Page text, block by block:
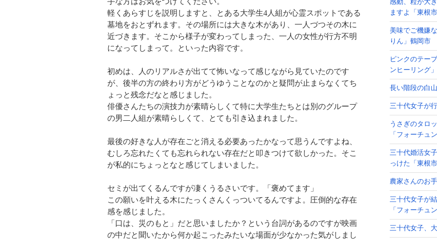
軽くあらすじを説明しますと、とある大学生4人組が心霊スポットである
墓地をおとずれます。その場所には大きな木があり、一人づつその木に
近づきます。そこから様子が変わってしまった、一人の女性が行方不明
になってしまって。といった内容です。
初めは、人のリアルさが出てて怖いなって感じながら見ていたのです
が、後半の方の終わり方がどうゆうことなのかと疑問が止まらなくてち
ょっと残念だなと感じました。
俳優さんたちの演技力が素晴らしくて特に大学生たちとは別のグループ
の男二人組が素晴らしくて、とても引き込まれました。
最後の好きな人が存在ごと消える必要あったかなって思うんですよね、
むしろ忘れたくても忘れられない存在だと叩きつけて欲しかった。そこ
が私的にちょっとなと感じてしまいました。
セミが出てくるんですが凄くうるさいです。「褒めてます」
この願いを叶える木にたっくさんくっついてるんですよ。圧倒的な存在
感を感じました。
「口は、災のもと」だと思いましたか？という台詞があるのですが映画
の中だと聞いたから何か起こったみたいな場面が少なかった気がしまし
感動、粒が大
ますよ「東根
美味でご機嫌
りん」鶴岡市
ピンクのテー
ンヒーリング
長い階段の白
三十代女子が
うさぎのタロ
「フォーチュ
三十代婚活女
っけた「東根
農家さんのお
三十代女子が
「フォーチュ
三十代女子、